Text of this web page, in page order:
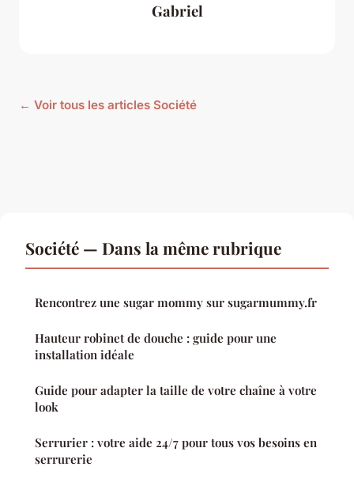
Gabriel
← Voir tous les articles Société
Société — Dans la même rubrique
Rencontrez une sugar mommy sur sugarmummy.fr
Hauteur robinet de douche : guide pour une
installation idéale
Guide pour adapter la taille de votre chaîne à votre
look
Serrurier : votre aide 24/7 pour tous vos besoins en
serrurerie